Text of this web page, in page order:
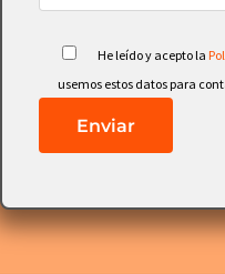
He leído y acepto la
usemos estos datos para